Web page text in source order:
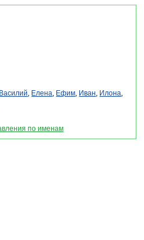
Василий, Елена, Ефим, Иван, Илона,
по именам